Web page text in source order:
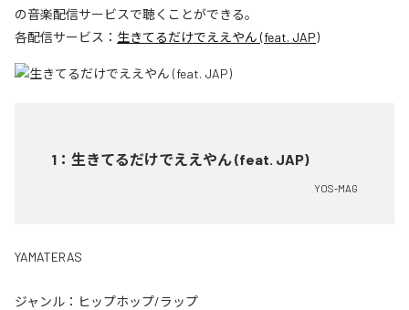
の音楽配信サービスで聴くことができる。
各配信サービス： 生きてるだけでええやん (feat. JAP)
1 ： 生きてるだけでええやん (feat. JAP)
YOS-MAG
YAMATERAS
ジャンル： ヒップホップ/ラップ